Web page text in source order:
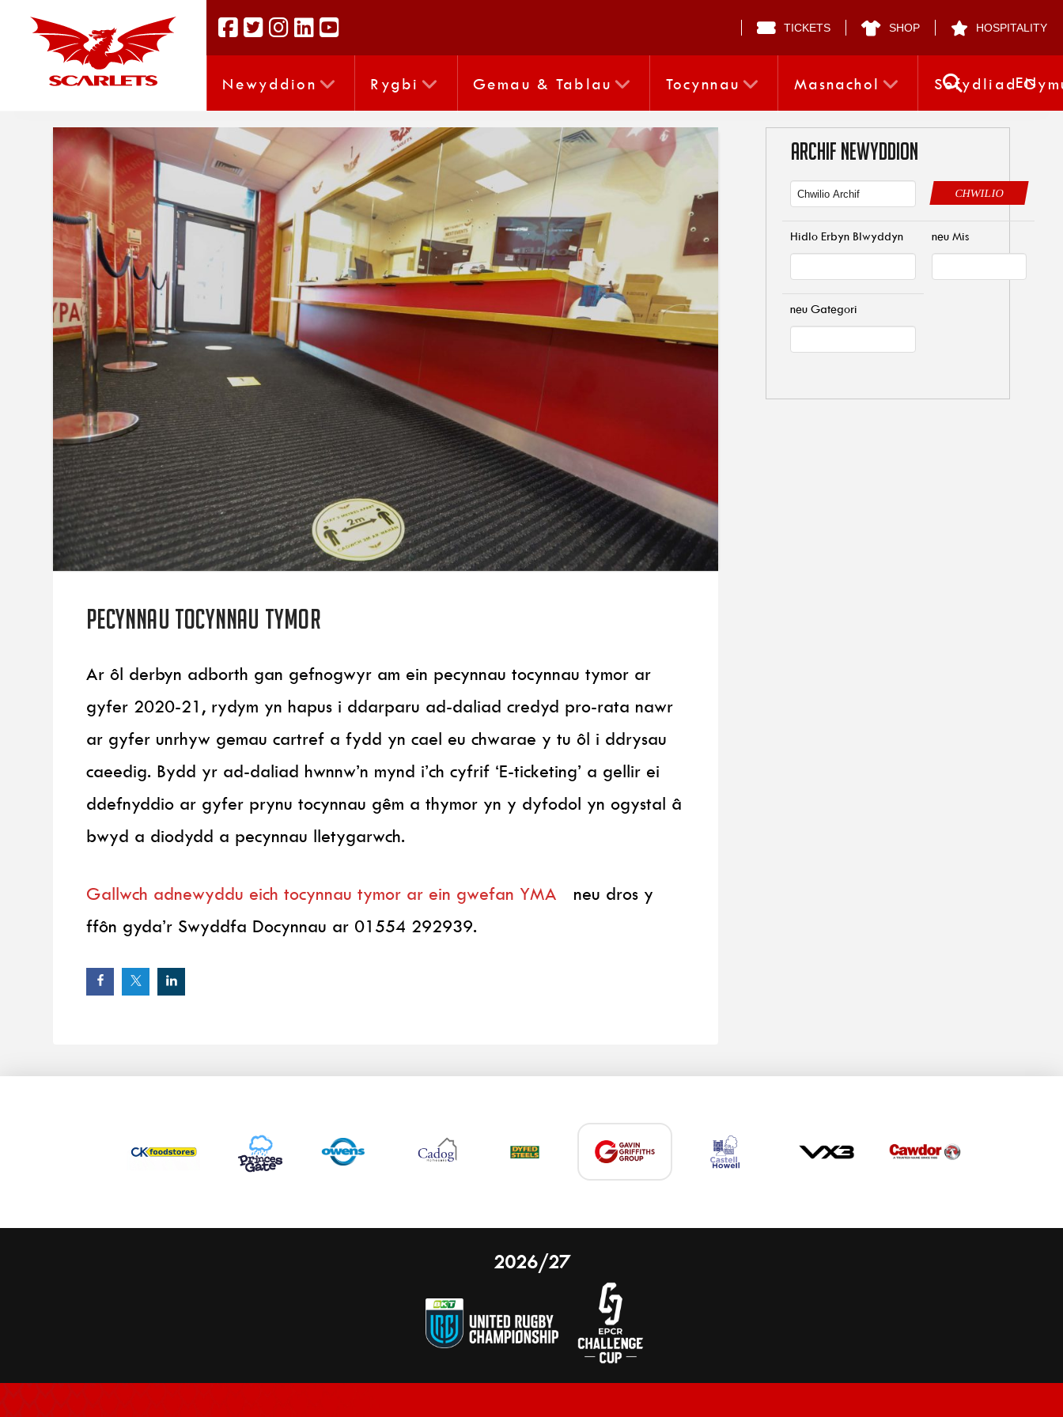
TICKETS SHOP HOSPITALITY
Newyddion Rygbi Gemau & Tablau Tocynnau Masnachol SefydliadEN
Pecynnau Tocynnau Tymor
Ar ôl derbyn adborth gan gefnogwyr am ein pecynnau tocynnau tymor ar
gyfer 2020-21, rydym yn hapus i ddarparu ad-daliad credyd pro-rata nawr
ar gyfer unrhyw gemau cartref a fydd yn cael eu chwarae y tu ôl i ddrysau
caeedig. Bydd yr ad-daliad hwnnw’n mynd i’ch cyfrif ‘E-ticketing’ a gellir ei
ddefnyddio ar gyfer prynu tocynnau gêm a thymor yn y dyfodol yn ogystal â
bwyd a diodydd a pecynnau lletygarwch.
Gallwch adnewyddu eich tocynnau tymor ar ein gwefan YMA
neu dros y
ffôn gyda’r Swyddfa Docynnau ar 01554 292939.
ARCHIF NEWYDDION
CHWILIO
Hidlo Erbyn Blwyddyn neu Mis
neu Gategori
2026/27